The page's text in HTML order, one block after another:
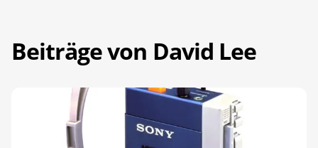
Beiträge von David Lee